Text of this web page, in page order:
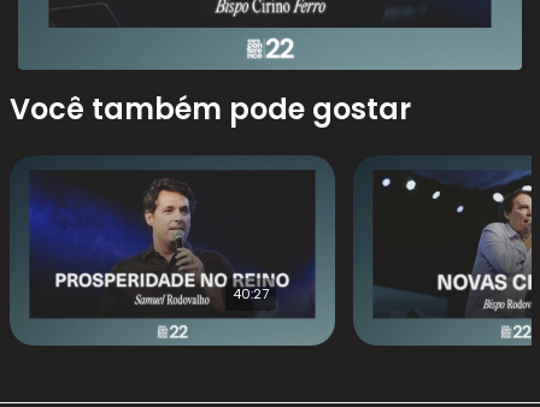
Você também pode gostar
40:27